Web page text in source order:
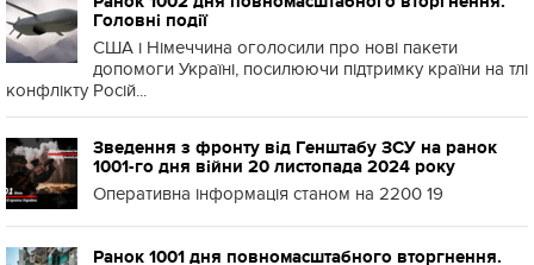
Головні події
США і Німеччина оголосили про нові пакети
допомоги Україні, посилюючи підтримку країни на тлі
конфлікту Росій...
Зведення з фронту від Генштабу ЗСУ на ранок
1001-го дня війни 20 листопада 2024 року
Оперативна інформація станом на 2200 19
Ранок 1001 дня повномасштабного вторгнення.